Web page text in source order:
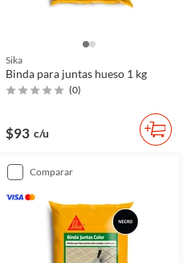
Sika
Binda para juntas hueso 1 kg
(0)
$93 c/u
comparar